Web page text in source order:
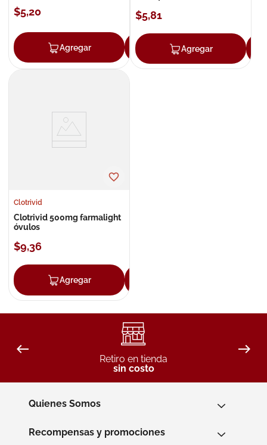
$5,20
Agregar Agregar
$5,81
Agregar
Clotrivid
Clotrivid 500mg farmalight
óvulos
$9,36
Agregar
Retiro en tienda
sin costo
Quienes Somos
Recompensas y promociones